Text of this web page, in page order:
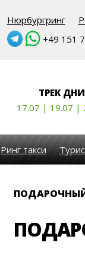
Нюрбургринг
+49 151
ТРЕК ДНИ
17.07 | 19.07 |
Ринг такси